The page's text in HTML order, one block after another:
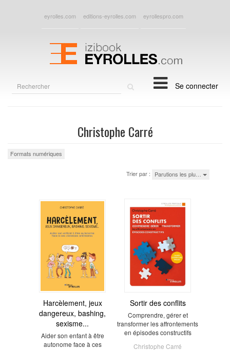
eyrolles.com editions-eyrolles.com eyrollespro.com
Se connecter
Christophe Carré
Formats numériques
Trier par : Parutions les plu…
Harcèlement, jeux
dangereux, bashing,
sexisme...
Aider son enfant à être
autonome face à ces
Sortir des conflits
Comprendre, gérer et
transformer les affrontements
en épisodes constructifs
Christophe Carré